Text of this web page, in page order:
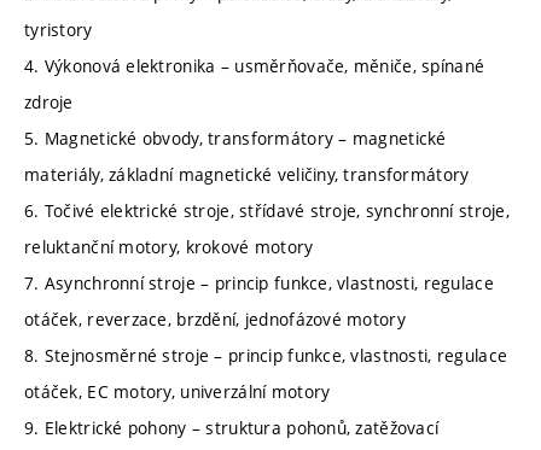
tyristory
4. Výkonová elektronika – usměrňovače, měniče, spínané
zdroje
5. Magnetické obvody, transformátory – magnetické
materiály, základní magnetické veličiny, transformátory
6. Točivé elektrické stroje, střídavé stroje, synchronní stroje,
reluktanční motory, krokové motory
7. Asynchronní stroje – princip funkce, vlastnosti, regulace
otáček, reverzace, brzdění, jednofázové motory
8. Stejnosměrné stroje – princip funkce, vlastnosti, regulace
otáček, EC motory, univerzální motory
9. Elektrické pohony – struktura pohonů, zatěžovací